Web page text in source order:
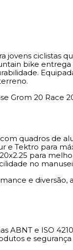
jovens ciclistas
bike
Grom 20
quadros de
e Tektro para
para
no
e
ABNT e ISO
e segurança